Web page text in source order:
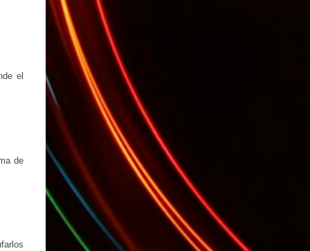
el
de
(*): Gentileza del Sr. Angel Traversi de AMT
Desarrollos * 7 Invitaciones para Google
Wave , si bien ya son muchas las que estan
dando vueltas, nunca estan de mas. (*)
Sobre Subtes y Algo Mas : La forma más
fácil de conocer el Subte de la Ciudad de
Buenos Aires Sabias que en el Subte de
Buenos Aires hay murales de artistas de
renombre internacional? Necesitas dinero ?
Sabes cuáles estaciones tienen cajeros
automáticos? Necesitas conocer las
estaciones que disponen de ascensores o
escaleras mecánicas? Y los horarios de los
trenes ? Cada línea tiene los suyos… podes
saber cuándo abre y a qué hora cierra cada